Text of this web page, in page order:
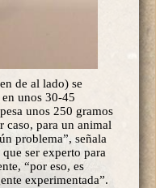
de al lado) se
unos 30-45
unos 250 gramos
caso, para un animal
problema”, señala
ser experto para
“por eso, es
experimentada”.